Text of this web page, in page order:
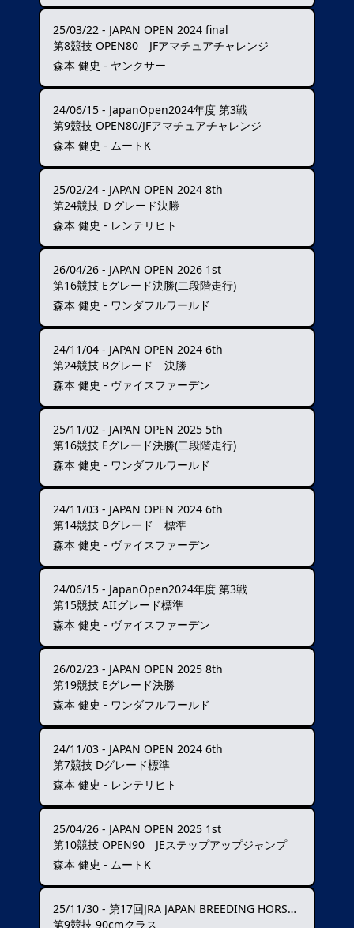
25/03/22 - JAPAN OPEN 2024 final
第8競技 OPEN80 JFアマチュアチャレンジ
森本 健史 - ヤンクサー
24/06/15 - JapanOpen2024年度 第3戦
第9競技 OPEN80/JFアマチュアチャレンジ
森本 健史 - ムートK
25/02/24 - JAPAN OPEN 2024 8th
第24競技 Ｄグレード決勝
森本 健史 - レンテリヒト
26/04/26 - JAPAN OPEN 2026 1st
第16競技 Eグレード決勝(二段階走行)
森本 健史 - ワンダフルワールド
24/11/04 - JAPAN OPEN 2024 6th
第24競技 Bグレード 決勝
森本 健史 - ヴァイスファーデン
25/11/02 - JAPAN OPEN 2025 5th
第16競技 Eグレード決勝(二段階走行)
森本 健史 - ワンダフルワールド
24/11/03 - JAPAN OPEN 2024 6th
第14競技 Bグレード 標準
森本 健史 - ヴァイスファーデン
24/06/15 - JapanOpen2024年度 第3戦
第15競技 AIIグレード標準
森本 健史 - ヴァイスファーデン
26/02/23 - JAPAN OPEN 2025 8th
第19競技 Eグレード決勝
森本 健史 - ワンダフルワールド
24/11/03 - JAPAN OPEN 2024 6th
第7競技 Dグレード標準
森本 健史 - レンテリヒト
25/04/26 - JAPAN OPEN 2025 1st
第10競技 OPEN90 JEステップアップジャンプ
森本 健史 - ムートK
25/11/30 - 第17回JRA JAPAN BREEDING HORSE SHOW
第9競技 90cmクラス